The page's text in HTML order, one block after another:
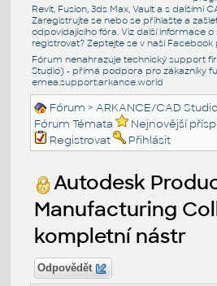
Revit, Fusion, 3ds Max, Vault a s dalšími
Zaregistrujte se nebo se přihlašte a
odpovídajícího fóra. Viz další informace o
registrovat? Zeptejte se v naší Facebook
Fórum nenahrazuje technický support
Studio) - přímá podpora pro zákazníky
emea.support.arkance.world
Fórum >ARKANCE/CAD Studio
Fórum Témata
Nejnovější
Registrovat
Přihlásit
Autodesk
Manufacturing
kompletní nástr
Odpovědět